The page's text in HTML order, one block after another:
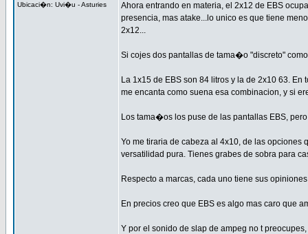
Ubicaci�n: Uvi�u - Asturies
Ahora entrando en materia, el 2x12 de EBS
presencia, mas atake...lo unico es que tiene
2x12...
Si cojes dos pantallas de tama�o "discreto"
La 1x15 de EBS son 84 litros y la de 2x10 63.
me encanta como suena esa combinacion, y si
Los tama�os los puse de las pantallas EBS,
Yo me tiraria de cabeza al 4x10, de las
versatilidad pura. Tienes grabes de sobra para
Respecto a marcas, cada uno tiene sus
En precios creo que EBS es algo mas caro que
Y por el sonido de slap de ampeg no t